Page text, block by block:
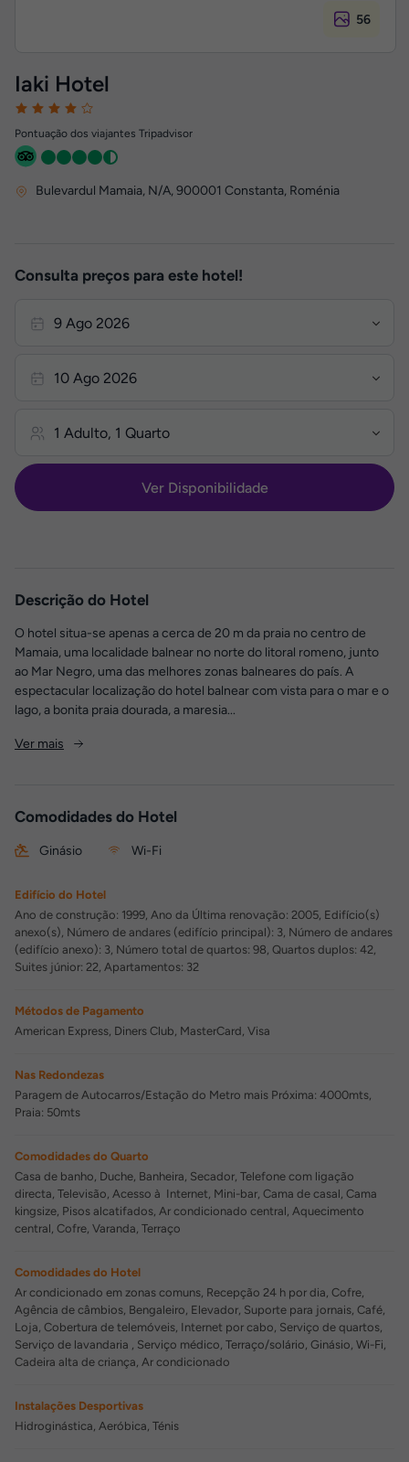
56
Iaki Hotel
Pontuação dos viajantes Tripadvisor
Bulevardul Mamaia, N/A,900001 Constanta, Roménia
Consulta preços para este hotel!
Ver Disponibilidade
Descrição do Hotel
O hotel situa-se apenas a cerca de 20 m da praia no centro de
Mamaia, uma localidade balnear no norte do litoral romeno, junto
ao Mar Negro, uma das melhores zonas balneares do país. A
espectacular localização do hotel balnear com vista para o mar e o
lago, a bonita praia dourada, a maresia...
Ver mais
Comodidades do Hotel
Ginásio Wi-Fi
Edifício do Hotel
Ano de construção: 1999, Ano da Última renovação: 2005, Edifício(s)
anexo(s), Número de andares (edifício principal): 3, Número de andares
(edifício anexo): 3, Número total de quartos: 98, Quartos duplos: 42,
Suites júnior: 22, Apartamentos: 32
Métodos de Pagamento
American Express, Diners Club, MasterCard, Visa
Nas Redondezas
Paragem de Autocarros/Estação do Metro mais Próxima: 4000mts,
Praia: 50mts
Comodidades do Quarto
Casa de banho, Duche, Banheira, Secador, Telefone com ligação
directa, Televisão, Acesso à Internet, Mini-bar, Cama de casal, Cama
kingsize, Pisos alcatifados, Ar condicionado central, Aquecimento
central, Cofre, Varanda, Terraço
Comodidades do Hotel
Ar condicionado em zonas comuns, Recepção 24 h por dia, Cofre,
Agência de câmbios, Bengaleiro, Elevador, Suporte para jornais, Café,
Loja, Cobertura de telemóveis, Internet por cabo, Serviço de quartos,
Serviço de lavandaria , Serviço médico, Terraço/solário, Ginásio, Wi-Fi,
Cadeira alta de criança, Ar condicionado
Instalações Desportivas
Hidroginástica, Aeróbica, Ténis